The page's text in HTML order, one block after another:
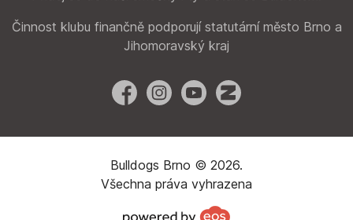
Činnost klubu finančně podporují statutární město Brno a
Jihomoravský kraj
FacebookInstagramYouTubeZonerama
Bulldogs Brno © 2026.
Všechna práva vyhrazena